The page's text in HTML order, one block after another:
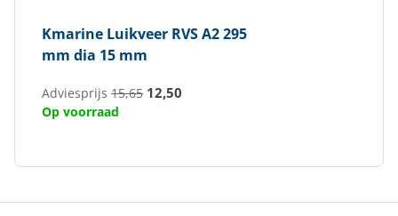
Kmarine Luikveer RVS A2 295
mm dia 15 mm
Adviesprijs 15,65 12,50
Op voorraad